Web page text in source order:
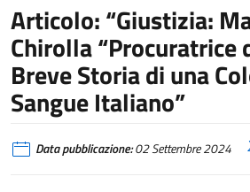
Articolo: “Giustizia:
Chirolla “Procuratrice
Breve Storia di una
Sangue Italiano”
Data pubblicazione:02 Settembre 2024